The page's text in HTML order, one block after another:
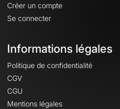
Créer un compte
Se connecter
Informations légales
Politique de confidentialité
CGV
CGU
Mentions légales